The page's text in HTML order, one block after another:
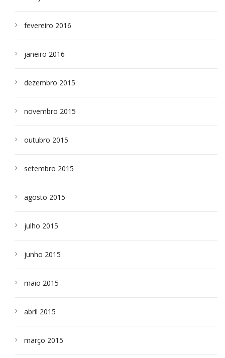
fevereiro 2016
janeiro 2016
dezembro 2015
novembro 2015
outubro 2015
setembro 2015
agosto 2015
julho 2015
junho 2015
maio 2015
abril 2015
março 2015